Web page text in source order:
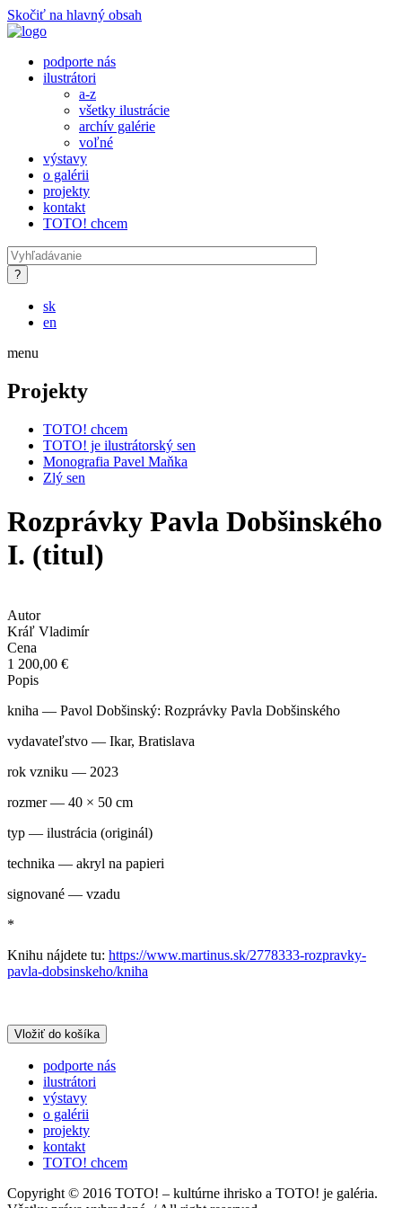
Skočiť na hlavný obsah
podporte nás
ilustrátori
a-z
všetky ilustrácie
archív galérie
voľné
výstavy
o galérii
projekty
kontakt
TOTO! chcem
sk
en
menu
Projekty
TOTO! chcem
TOTO! je ilustrátorský sen
Monografia Pavel Maňka
Zlý sen
Rozprávky Pavla Dobšinského
I. (titul)
Autor
Kráľ Vladimír
Cena
1 200,00 €
Popis
kniha — Pavol Dobšinský: Rozprávky Pavla Dobšinského
vydavateľstvo — Ikar, Bratislava
rok vzniku — 2023
rozmer — 40 × 50 cm
typ — ilustrácia (originál)
technika — akryl na papieri
signované — vzadu
*
Knihu nájdete tu: https://www.martinus.sk/2778333-rozpravky-
pavla-dobsinskeho/kniha
podporte nás
ilustrátori
výstavy
o galérii
projekty
kontakt
TOTO! chcem
Copyright © 2016 TOTO! – kultúrne ihrisko a TOTO! je galéria.